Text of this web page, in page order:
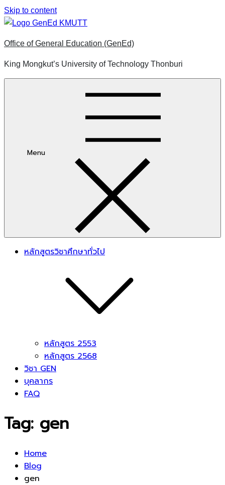
Skip to content
Office of General Education (GenEd)
King Mongkut’s University of Technology Thonburi
Menu
หลักสูตรวิชาศึกษาทั่วไป
หลักสูตร 2553
หลักสูตร 2568
วิชา GEN
บุคลากร
FAQ
Tag: gen
Home
Blog
gen